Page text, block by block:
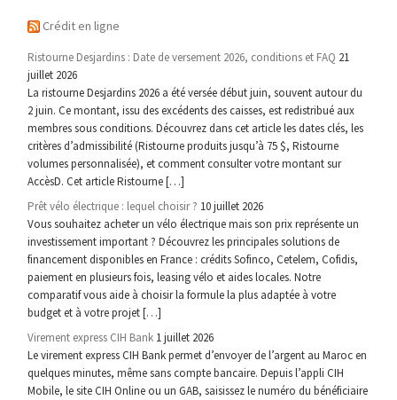
Crédit en ligne
Ristourne Desjardins : Date de versement 2026, conditions et FAQ 21
juillet 2026
La ristourne Desjardins 2026 a été versée début juin, souvent autour du
2 juin. Ce montant, issu des excédents des caisses, est redistribué aux
membres sous conditions. Découvrez dans cet article les dates clés, les
critères d’admissibilité (Ristourne produits jusqu’à 75 $, Ristourne
volumes personnalisée), et comment consulter votre montant sur
AccèsD. Cet article Ristourne […]
Prêt vélo électrique : lequel choisir ? 10 juillet 2026
Vous souhaitez acheter un vélo électrique mais son prix représente un
investissement important ? Découvrez les principales solutions de
financement disponibles en France : crédits Sofinco, Cetelem, Cofidis,
paiement en plusieurs fois, leasing vélo et aides locales. Notre
comparatif vous aide à choisir la formule la plus adaptée à votre
budget et à votre projet […]
Virement express CIH Bank 1 juillet 2026
Le virement express CIH Bank permet d’envoyer de l’argent au Maroc en
quelques minutes, même sans compte bancaire. Depuis l’appli CIH
Mobile, le site CIH Online ou un GAB, saisissez le numéro du bénéficiaire